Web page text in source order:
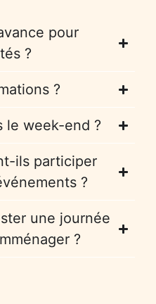
pour
?
?
le week-end ?
ils participer
?
une journée
?